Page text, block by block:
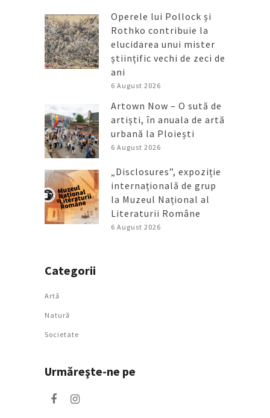
Operele lui Pollock și
Rothko contribuie la
elucidarea unui mister
științific vechi de zeci de
ani
6 August 2026
Artown Now – O sută de
artiști, în anuala de artă
urbană la Ploiești
6 August 2026
„Disclosures”, expoziție
internațională de grup
la Muzeul Național al
Literaturii Române
6 August 2026
Categorii
Artǎ
Natură
Societate
Urmăreşte-ne pe